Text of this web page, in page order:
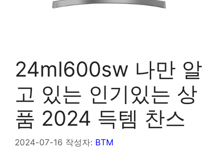
24ml600sw 나만 알
고 있는 인기있는 상
품 2024 득템 찬스
2024-07-16 작성자: BTM